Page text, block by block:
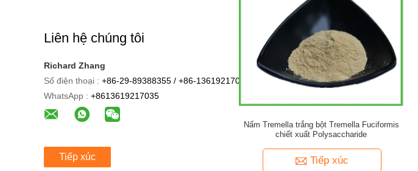
Liên hệ chúng tôi
Richard Zhang
Số điện thoại : +86-29-89388355 / +86-13619217035
WhatsApp : +8613619217035
Tiếp xúc
Nấm Tremella trắng bột Tremella Fuciformis
chiết xuất Polysaccharide
Tiếp xúc